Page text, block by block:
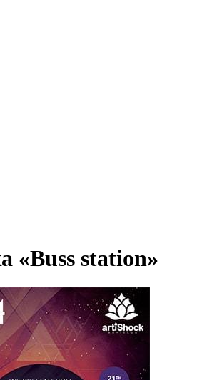
«Buss station»